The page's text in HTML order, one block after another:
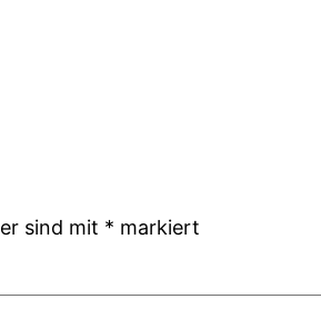
sind mit * markiert